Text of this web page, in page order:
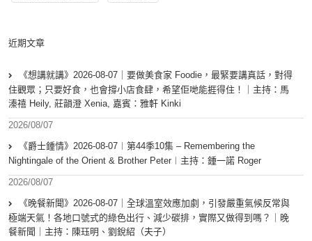
近期文章
《想講就講》2026-08-07｜要做美食家 Foodie，最緊要講真話，對得
住觀眾；只要好食，也會撐小店食肆，希望佢哋能捱得住！｜主持：馬
溱禧 Heily, 莊韻澄 Xenia, 嘉賓：雅軒 Kinki
2026/08/07
《爵士鍾情》2026-08-07︱第44季10集 – Remembering the
Nightingale of the Orient & Brother Peter︱主持：鍾一諾 Roger
2026/08/07
《晚餐新聞》2026-08-07｜全球溫室效應加劇，引發嚴重氣候反常與
極端天氣！各地口號式的綠色出行、減少碳排，實際又做得到嗎？｜晚
餐新聞｜主持：陳珏明、劉銳紹（夫子）